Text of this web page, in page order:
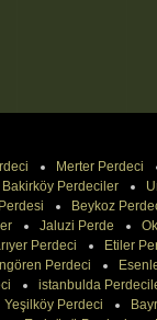
Merter Perdeci
Bakirköy Perdeciler
Beykoz
Jaluzi Perde
Perdeci
Etiler
Perdeci
istanbulda
Yeşilköy Perdeci